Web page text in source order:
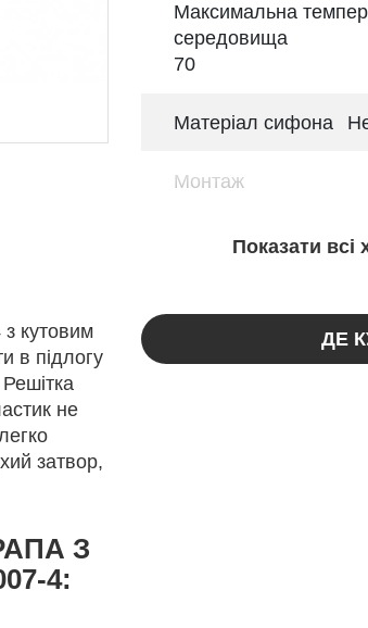
кутовим
в підлогу
не
затвор,
З
4:
Максимальна
середовища
70
Матеріал сифона
Монтаж
Показати всі
ДЕ